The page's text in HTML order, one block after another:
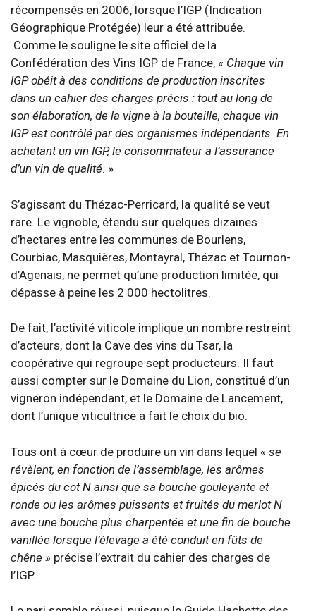
récompensés en 2006, lorsque l’IGP (Indication
Géographique Protégée) leur a été attribuée.
Comme le souligne le site officiel de la
Confédération des Vins IGP de France, « Chaque vin
IGP obéit à des conditions de production inscrites
dans un cahier des charges précis : tout au long de
son élaboration, de la vigne à la bouteille, chaque vin
IGP est contrôlé par des organismes indépendants. En
achetant un vin IGP, le consommateur a l’assurance
d’un vin de qualité. »
S’agissant du Thézac-Perricard, la qualité se veut
rare. Le vignoble, étendu sur quelques dizaines
d’hectares entre les communes de Bourlens,
Courbiac, Masquières, Montayral, Thézac et Tournon-
d’Agenais, ne permet qu’une production limitée, qui
dépasse à peine les 2 000 hectolitres.
De fait, l’activité viticole implique un nombre restreint
d’acteurs, dont la Cave des vins du Tsar, la
coopérative qui regroupe sept producteurs. Il faut
aussi compter sur le Domaine du Lion, constitué d’un
vigneron indépendant, et le Domaine de Lancement,
dont l’unique viticultrice a fait le choix du bio.
Tous ont à cœur de produire un vin dans lequel « se
révèlent, en fonction de l’assemblage, les arômes
épicés du cot N ainsi que sa bouche gouleyante et
ronde ou les arômes puissants et fruités du merlot N
avec une bouche plus charpentée et une fin de bouche
vanillée lorsque l’élevage a été conduit en fûts de
chêne » précise l’extrait du cahier des charges de
l’IGP.